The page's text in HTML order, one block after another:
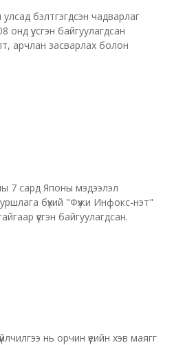
бэлтгэгдсэн чадварлаг
үусгэн байгуулагдсан
арчлан засварлах болон
7 сард Японы мэдээлэл
бүхий "Фүжи Инфокс-нэт"
үүсгэн байгуулагдсан.
нь орчин үеийн хэв маягг